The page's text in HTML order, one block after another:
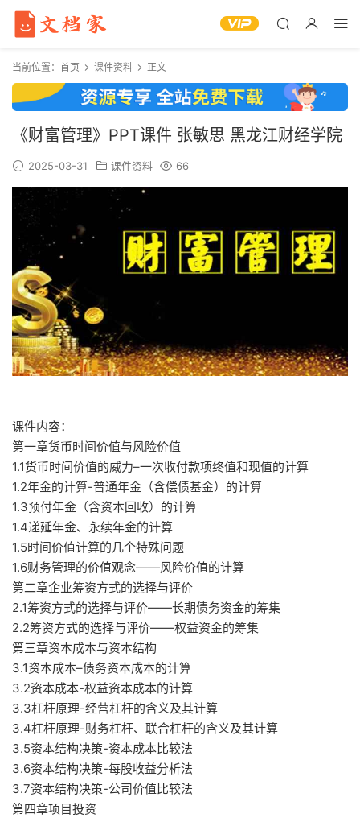
当前位置： 首页 课件资料 正文
《财富管理》PPT课件 张敏思 黑龙江财经学院
2025-03-31 课件资料 66
课件内容：
第一章货币时间价值与风险价值
1.1货币时间价值的威力–一次收付款项终值和现值的计算
1.2年金的计算-普通年金（含偿债基金）的计算
1.3预付年金（含资本回收）的计算
1.4递延年金、永续年金的计算
1.5时间价值计算的几个特殊问题
1.6财务管理的价值观念——风险价值的计算
第二章企业筹资方式的选择与评价
2.1筹资方式的选择与评价——长期债务资金的筹集
2.2筹资方式的选择与评价——权益资金的筹集
第三章资本成本与资本结构
3.1资本成本–债务资本成本的计算
3.2资本成本-权益资本成本的计算
3.3杠杆原理-经营杠杆的含义及其计算
3.4杠杆原理-财务杠杆、联合杠杆的含义及其计算
3.5资本结构决策-资本成本比较法
3.6资本结构决策-每股收益分析法
3.7资本结构决策-公司价值比较法
第四章项目投资